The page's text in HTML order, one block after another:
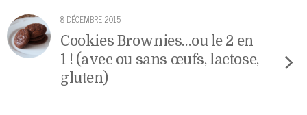
8 DÉCEMBRE 2015
Cookies Brownies…ou le 2 en
1 ! (avec ou sans œufs, lactose,
gluten)